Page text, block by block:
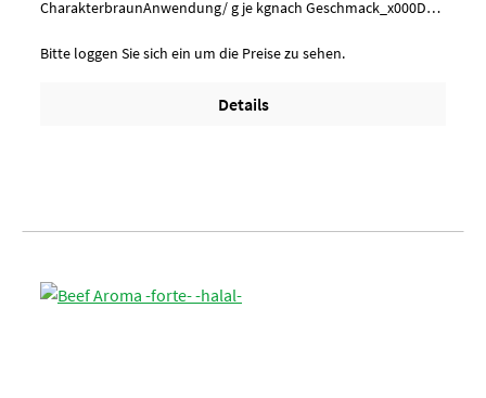
CharakterbraunAnwendung/ g je kgnach Geschmack_x000D_
Produktspezifikation UmverpackungPalette à 18 Karton (6 Krt
je Lage)Artikel-StatusHalal zertifiziertUnterliegt GHS
Bitte loggen Sie sich ein um die Preise zu sehen.
Details